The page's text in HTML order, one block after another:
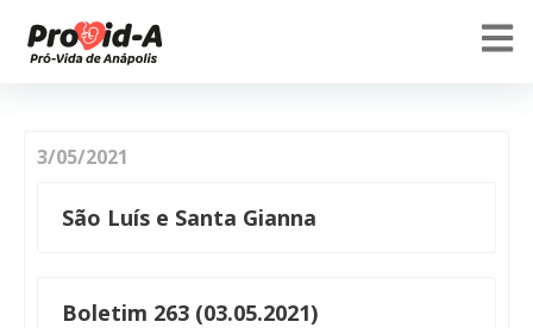
3/05/2021
São Luís e Santa Gianna
Boletim 263 (03.05.2021)